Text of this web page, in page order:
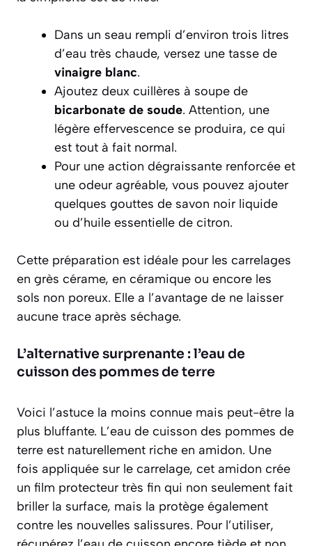
Dans un seau rempli d’environ trois litres
d’eau très chaude, versez une tasse de
vinaigre blanc.
Ajoutez deux cuillères à soupe de
bicarbonate de soude. Attention, une
légère effervescence se produira, ce qui
est tout à fait normal.
Pour une action dégraissante renforcée et
une odeur agréable, vous pouvez ajouter
quelques gouttes de savon noir liquide
ou d’huile essentielle de citron.
Cette préparation est idéale pour les carrelages
en grès cérame, en céramique ou encore les
sols non poreux. Elle a l’avantage de ne laisser
aucune trace après séchage.
L’alternative surprenante : l’eau de
cuisson des pommes de terre
Voici l’astuce la moins connue mais peut-être la
plus bluffante. L’eau de cuisson des pommes de
terre est naturellement riche en amidon. Une
fois appliquée sur le carrelage, cet amidon crée
un film protecteur très fin qui non seulement fait
briller la surface, mais la protège également
contre les nouvelles salissures. Pour l’utiliser,